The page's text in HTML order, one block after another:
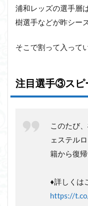
浦和レッズの選手層
樹選手などが昨シー
そこで割って入って
注目選手③スピ
このたび
ェステル
籍から復
♦️詳しくは
https://